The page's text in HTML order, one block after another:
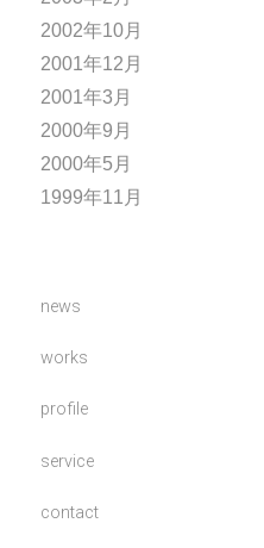
2002年10月
2001年12月
2001年3月
2000年9月
2000年5月
1999年11月
news
works
profile
service
contact